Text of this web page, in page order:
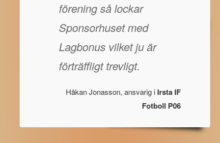
förening så lockar
Sponsorhuset med
Lagbonus vilket ju är
förträffligt trevligt.
Håkan Jonasson, ansvarig i Irsta IF
Fotboll P06